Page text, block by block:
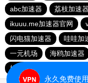
abc加速器
荔枝加速器
ikuuu.me加速器官网
闪电猫加速器
哇哇加
一元机场
海鸥加速器
橘子加速器
永久免费使